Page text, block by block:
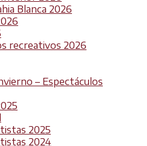
Blanca 2026
recreativos 2026
– Espectáculos
2025
2024